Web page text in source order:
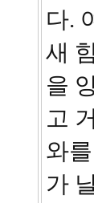
다.
새
을
고
와
가